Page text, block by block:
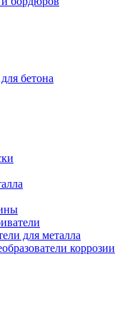
бетона
для металла
коррозии